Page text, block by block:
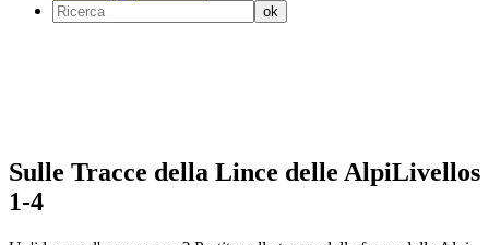
Sulle Tracce della Lince delle AlpiLivellos
1-4